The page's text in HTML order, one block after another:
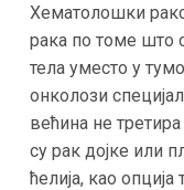
Хематолошки
рака по томе што
тела уместо у
онколози
већина не
су рак дојке или
ћелија, као